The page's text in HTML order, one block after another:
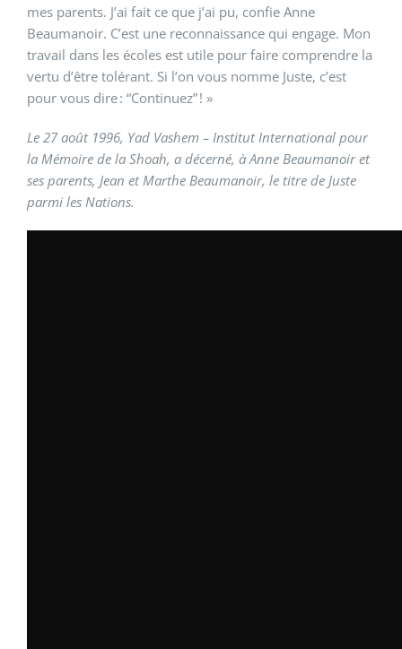
mes parents. J’ai fait ce que j’ai pu, confie Anne
Beaumanoir. C’est une reconnaissance qui engage. Mon
travail dans les écoles est utile pour faire comprendre la
vertu d’être tolérant. Si l’on vous nomme Juste, c’est
pour vous dire : “Continuez” ! »
Le 27 août 1996, Yad Vashem – Institut International pour
la Mémoire de la Shoah, a décerné, à Anne Beaumanoir et
ses parents, Jean et Marthe Beaumanoir, le titre de Juste
parmi les Nations.